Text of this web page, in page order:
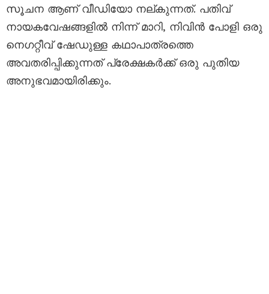
സൂചന ആണ് വീഡിയോ നല്കുന്നത്. പതിവ്
നായകവേഷങ്ങളിൽ നിന്ന് മാറി, നിവിൻ പോളി ഒരു
നെഗറ്റീവ് ഷേഡുള്ള കഥാപാത്രത്തെ
അവതരിപ്പിക്കുന്നത് പ്രേക്ഷകർക്ക് ഒരു പുതിയ
അനുഭവമായിരിക്കും.